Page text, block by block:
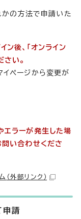
かの方法で申請いた
ン後、「オンライン
さい。
ページから変更が
エラーが発生した場
い合わせくださ
（外部リンク）
申請